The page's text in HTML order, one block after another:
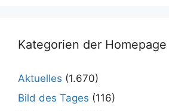
Kategorien der Homepage
Aktuelles (1.670)
Bild des Tages (116)